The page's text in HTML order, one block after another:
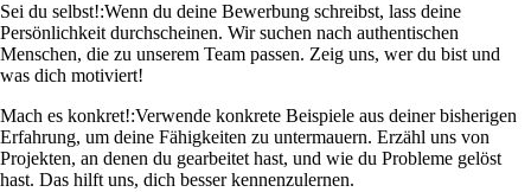
Sei du selbst!:Wenn du deine Bewerbung schreibst, lass deine
Persönlichkeit durchscheinen. Wir suchen nach authentischen
Menschen, die zu unserem Team passen. Zeig uns, wer du bist und
was dich motiviert!
Mach es konkret!:Verwende konkrete Beispiele aus deiner bisherigen
Erfahrung, um deine Fähigkeiten zu untermauern. Erzähl uns von
Projekten, an denen du gearbeitet hast, und wie du Probleme gelöst
hast. Das hilft uns, dich besser kennenzulernen.